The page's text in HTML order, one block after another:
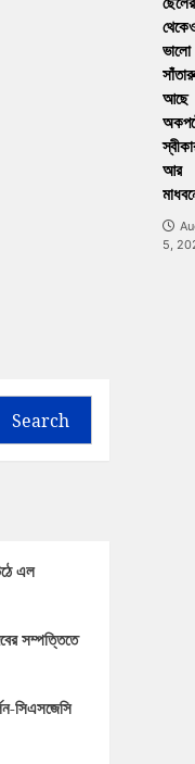
ভালো
সাঁতারু
আছে
আর
5,
Search
এল
সম্পত্তিতে
সিএসজেসি